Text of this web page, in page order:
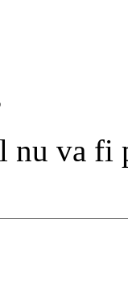
nu va fi